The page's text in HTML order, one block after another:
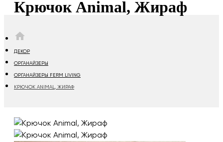
Крючок Animal, Жираф
ДЕКОР
ОРГАНАЙЗЕРЫ
ОРГАНАЙЗЕРЫ FERM LIVING
КРЮЧОК ANIMAL, ЖИРАФ